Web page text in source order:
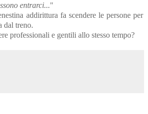
entrarci..."
addirittura fa scendere le persone per
dal treno.
professionali e gentili allo stesso tempo?